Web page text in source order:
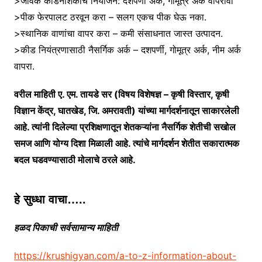
>पीक फेरपालट ठरवून करा – सलग एकच पीक घेऊ नका.
>स्थानिक वाणांचा वापर करा – कमी संसाधनात जास्त उत्पादन.
>कीड नियंत्रणासाठी नैसर्गिक अर्क – दशपर्णी, गोमूत्र अर्क, नीम अर्क
वापरा.
वरील माहिती ए. एम. तायडे सर (विषय विशेषज्ञ – कृषी विस्तार, कृषी
विज्ञान केंद्र, घातखेड, जि. अमरावती) यांच्या मार्गदर्शनातून साकारलेली
आहे. त्यांनी दिलेल्या प्रशिक्षणातून शेतकऱ्यांना नैसर्गिक शेतीची सखोल
समज आणि योग्य दिशा मिळाली आहे. त्यांचे मार्गदर्शन शेतीत सकारात्मक
बदल घडवण्यासाठी मोलाचे ठरले आहे.
हे सुध्धा वाचा…..
हळद पिकाची सर्वसामान्य माहिती
https://krushigyan.com/a-to-z-information-about-